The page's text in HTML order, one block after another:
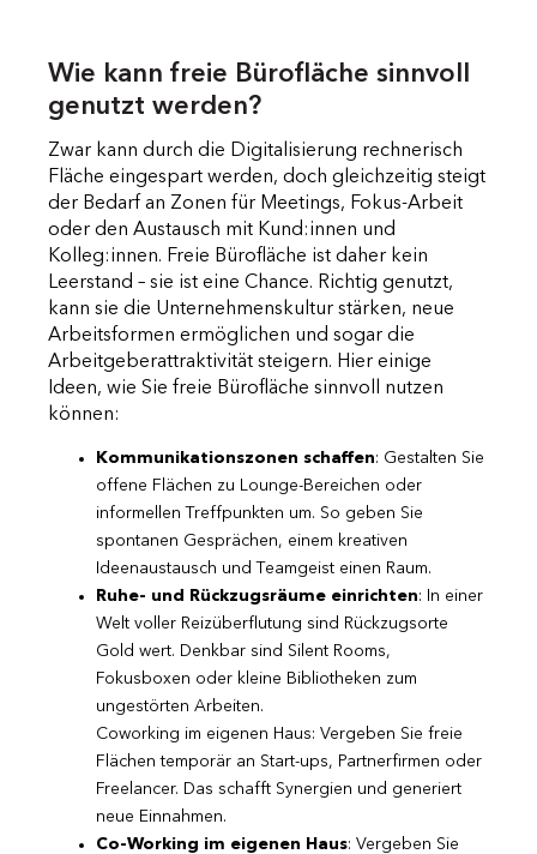
Wie kann freie Bürofläche sinnvoll
genutzt werden?
Zwar kann durch die Digitalisierung rechnerisch
Fläche eingespart werden, doch gleichzeitig steigt
der Bedarf an Zonen für Meetings, Fokus-Arbeit
oder den Austausch mit Kund:innen und
Kolleg:innen. Freie Bürofläche ist daher kein
Leerstand – sie ist eine Chance. Richtig genutzt,
kann sie die Unternehmenskultur stärken, neue
Arbeitsformen ermöglichen und sogar die
Arbeitgeberattraktivität steigern. Hier einige
Ideen, wie Sie freie Bürofläche sinnvoll nutzen
können:
Kommunikationszonen schaffen: Gestalten Sie
offene Flächen zu Lounge-Bereichen oder
informellen Treffpunkten um. So geben Sie
spontanen Gesprächen, einem kreativen
Ideenaustausch und Teamgeist einen Raum.
Ruhe- und Rückzugsräume einrichten: In einer
Welt voller Reizüberflutung sind Rückzugsorte
Gold wert. Denkbar sind Silent Rooms,
Fokusboxen oder kleine Bibliotheken zum
ungestörten Arbeiten.
Coworking im eigenen Haus: Vergeben Sie freie
Flächen temporär an Start-ups, Partnerfirmen oder
Freelancer. Das schafft Synergien und generiert
neue Einnahmen.
Co-Working im eigenen Haus: Vergeben Sie